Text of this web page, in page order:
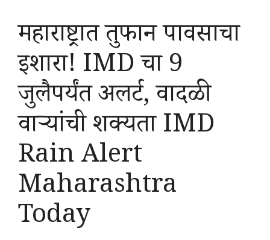
महाराष्ट्रात तुफान पावसाचा
इशारा! IMD चा 9
जुलैपर्यंत अलर्ट, वादळी
वाऱ्यांची शक्यता IMD
Rain Alert
Maharashtra
Today